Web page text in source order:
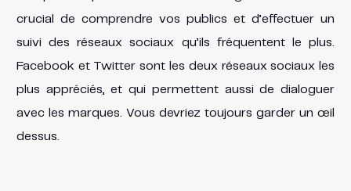
crucial de comprendre vos publics et d’effectuer un
suivi des réseaux sociaux qu’ils fréquentent le plus.
Facebook et Twitter sont les deux réseaux sociaux les
plus appréciés, et qui permettent aussi de dialoguer
avec les marques. Vous devriez toujours garder un œil
dessus.